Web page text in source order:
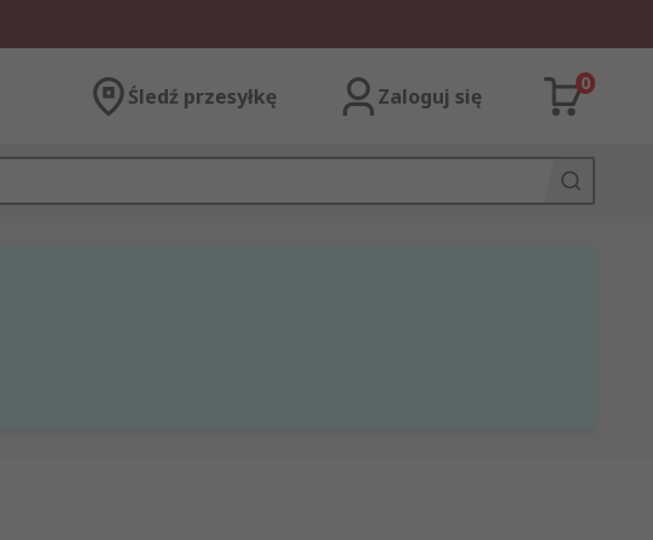
Śledź przesyłkę Zaloguj się
0